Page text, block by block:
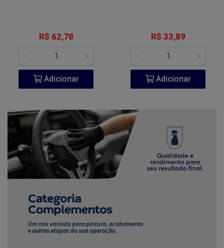
R$ 62,78
Adicionar
R$ 33,89
Adicionar